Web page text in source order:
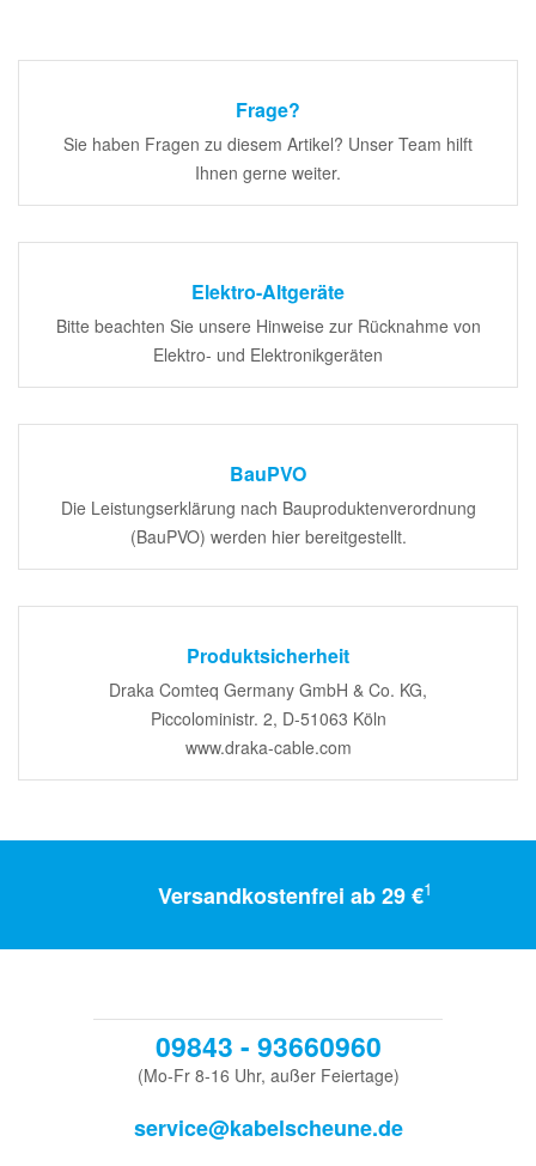
Frage?
Sie haben Fragen zu diesem Artikel? Unser Team hilft
Ihnen gerne weiter.
Elektro-Altgeräte
Bitte beachten Sie unsere Hinweise zur Rücknahme von
Elektro- und Elektronikgeräten
BauPVO
Die Leistungserklärung nach Bauproduktenverordnung
(BauPVO) werden hier bereitgestellt.
Produktsicherheit
Draka Comteq Germany GmbH & Co. KG,
Piccoloministr. 2, D-51063 Köln
www.draka-cable.com
Versandkostenfrei ab 29 €1
09843 - 93660960
(Mo-Fr 8-16 Uhr, außer Feiertage)
service@kabelscheune.de